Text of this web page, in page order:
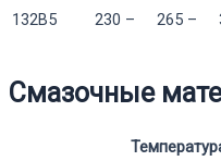
132B5
230 – 265 –
Смазочные